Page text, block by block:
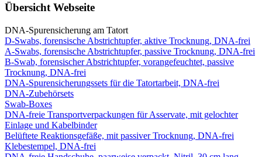
Übersicht Webseite
DNA-Spurensicherung am Tatort
D-Swabs, forensische Abstrichtupfer, aktive Trocknung, DNA-frei
A-Swabs, forensische Abstrichtupfer, passive Trocknung, DNA-frei
B-Swab, forensischer Abstrichtupfer, vorangefeuchtet, passive
Trocknung, DNA-frei
DNA-Spurensicherungssets für die Tatortarbeit, DNA-frei
DNA-Zubehörsets
Swab-Boxes
DNA-freie Transportverpackungen für Asservate, mit gelochter
Einlage und Kabelbinder
Belüftete Reaktionsgefäße, mit passiver Trocknung, DNA-frei
Klebestempel, DNA-frei